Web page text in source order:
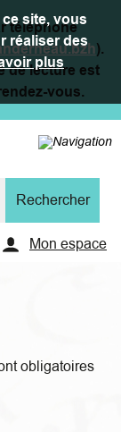
site, vous
réaliser des
plus
téléphone
).
de lecture est
vous.
Mon espace
obligatoires